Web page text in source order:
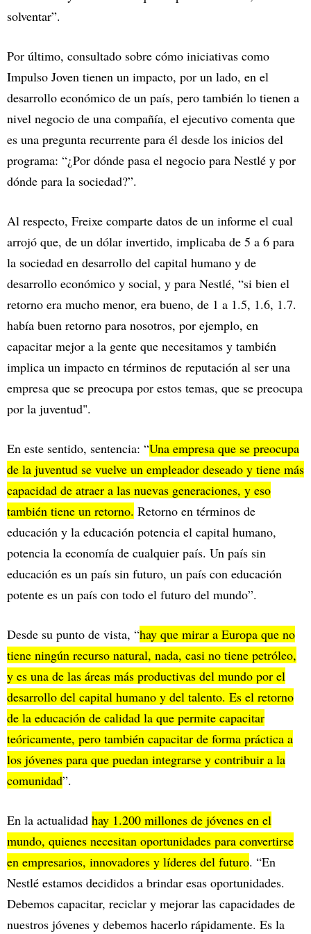
solventar”.
Por último, consultado sobre cómo iniciativas como
Impulso Joven tienen un impacto, por un lado, en el
desarrollo económico de un país, pero también lo tienen a
nivel negocio de una compañía, el ejecutivo comenta que
es una pregunta recurrente para él desde los inicios del
programa: “¿Por dónde pasa el negocio para Nestlé y por
dónde para la sociedad?”.
Al respecto, Freixe comparte datos de un informe el cual
arrojó que, de un dólar invertido, implicaba de 5 a 6 para
la sociedad en desarrollo del capital humano y de
desarrollo económico y social, y para Nestlé, “si bien el
retorno era mucho menor, era bueno, de 1 a 1.5, 1.6, 1.7.
había buen retorno para nosotros, por ejemplo, en
capacitar mejor a la gente que necesitamos y también
implica un impacto en términos de reputación al ser una
empresa que se preocupa por estos temas, que se preocupa
por la juventud".
En este sentido, sentencia: “Una empresa que se preocupa
de la juventud se vuelve un empleador deseado y tiene más
capacidad de atraer a las nuevas generaciones, y eso
también tiene un retorno. Retorno en términos de
educación y la educación potencia el capital humano,
potencia la economía de cualquier país. Un país sin
educación es un país sin futuro, un país con educación
potente es un país con todo el futuro del mundo”.
Desde su punto de vista, “hay que mirar a Europa que no
tiene ningún recurso natural, nada, casi no tiene petróleo,
y es una de las áreas más productivas del mundo por el
desarrollo del capital humano y del talento. Es el retorno
de la educación de calidad la que permite capacitar
teóricamente, pero también capacitar de forma práctica a
los jóvenes para que puedan integrarse y contribuir a la
comunidad”.
En la actualidad hay 1.200 millones de jóvenes en el
mundo, quienes necesitan oportunidades para convertirse
en empresarios, innovadores y líderes del futuro. “En
Nestlé estamos decididos a brindar esas oportunidades.
Debemos capacitar, reciclar y mejorar las capacidades de
nuestros jóvenes y debemos hacerlo rápidamente. Es la